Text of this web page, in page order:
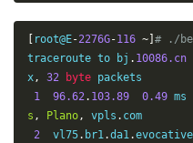
ChinaUnicom
root@E-2276G-116 ~] # ./
traceroute to bj . 10086.cn
x, 32 byte packets
1
96.62. 103.89 0.49 ms
s , Plano, vpls . com
2
  vl75
. br1.da1.evocative